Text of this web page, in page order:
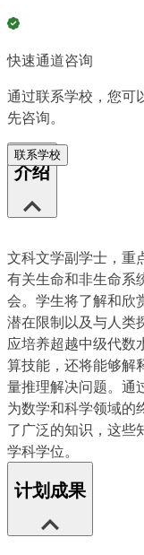
快速通道咨询
通过联系学校，您可
先咨询。
联系学校
介绍
文科文学副学士，重
有关生命和非生命系
会。学生将了解和欣
潜在限制以及与人类
应培养超越中级代数
算技能，还将能够解
量推理解决问题。通
为数学和科学领域的
了广泛的知识，这些
学科学位。
计划成果